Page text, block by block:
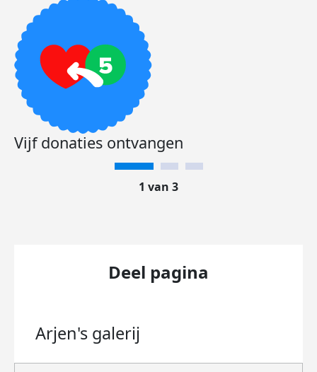
Vijf donaties ontvangen
1 van 3
Deel pagina
Arjen's galerij